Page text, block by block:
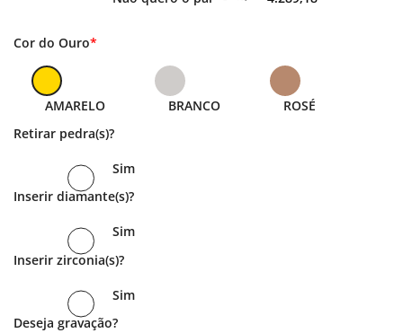
R$ 4.289,18.
*
Cor do Ouro
AMARELO BRANCO
ROSÉ
Retirar pedra(s)?
Sim
Inserir diamante(s)?
Sim
Inserir zirconia(s)?
Sim
Deseja gravação?